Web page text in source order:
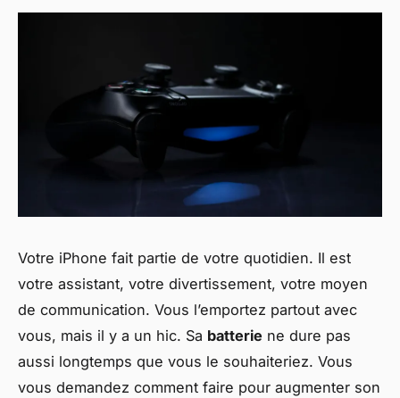
Votre iPhone fait partie de votre quotidien. Il est
votre assistant, votre divertissement, votre moyen
de communication. Vous l’emportez partout avec
vous, mais il y a un hic. Sa batterie ne dure pas
aussi longtemps que vous le souhaiteriez. Vous
vous demandez comment faire pour augmenter son